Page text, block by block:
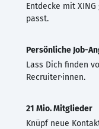
Entdecke mit
passt.
Persönliche Job-
Lass Dich finden
Recruiter·innen.
21 Mio. Mitglieder
Knüpf neue